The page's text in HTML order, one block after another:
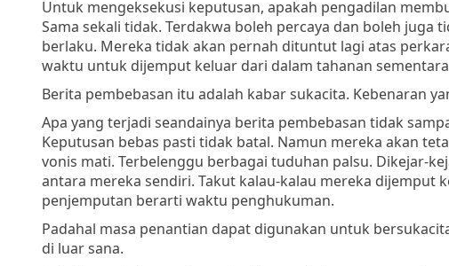
Untuk mengeksekusi keputusan, apakah pengadilan
Sama sekali tidak. Terdakwa boleh percaya dan boleh
berlaku. Mereka tidak akan pernah dituntut lagi atas
waktu untuk dijemput keluar dari dalam tahanan
Berita pembebasan itu adalah kabar sukacita. Kebenaran
Apa yang terjadi seandainya berita pembebasan tidak
Keputusan bebas pasti tidak batal. Namun mereka akan
vonis mati. Terbelenggu berbagai tuduhan palsu. Dikejar-
antara mereka sendiri. Takut kalau-kalau mereka dijemput
penjemputan berarti waktu penghukuman.
Padahal masa penantian dapat digunakan untuk
di luar sana.